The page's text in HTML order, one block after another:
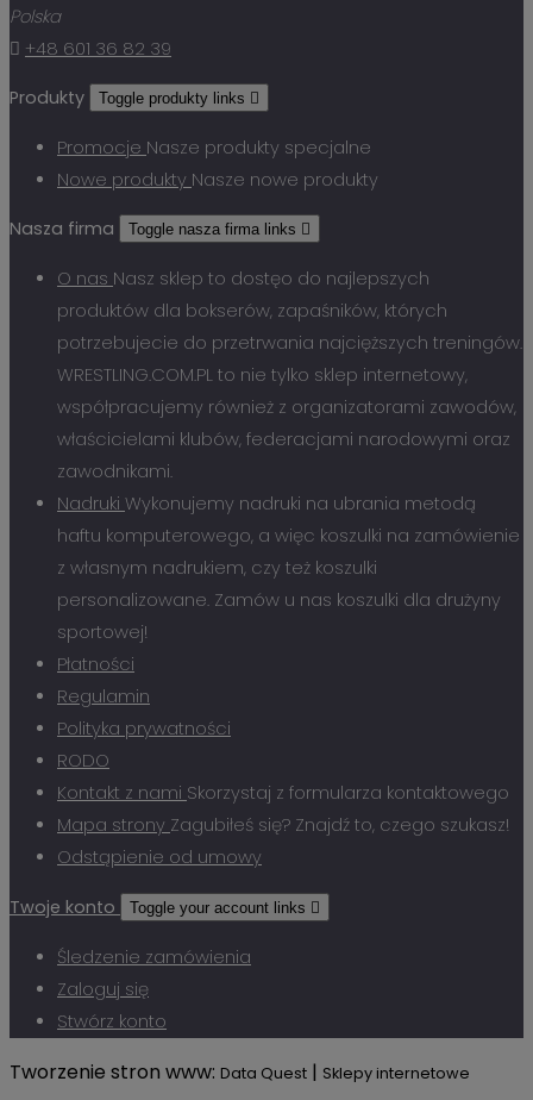
Polska
 +48 601 36 82 39
Produkty Toggle produkty links 
Promocje Nasze produkty specjalne
Nowe produkty Nasze nowe produkty
Nasza firma Toggle nasza firma links 
O nas Nasz sklep to dostęo do najlepszych
produktów dla bokserów, zapaśników, których
potrzebujecie do przetrwania najcięższych treningów.
WRESTLING.COM.PL to nie tylko sklep internetowy,
współpracujemy również z organizatorami zawodów,
właścicielami klubów, federacjami narodowymi oraz
zawodnikami.
Nadruki Wykonujemy nadruki na ubrania metodą
haftu komputerowego, a więc koszulki na zamówienie
z własnym nadrukiem, czy też koszulki
personalizowane. Zamów u nas koszulki dla drużyny
sportowej!
Płatności
Regulamin
Polityka prywatności
RODO
Kontakt z nami Skorzystaj z formularza kontaktowego
Mapa strony Zagubiłeś się? Znajdź to, czego szukasz!
Odstąpienie od umowy
Twoje konto Toggle your account links 
Śledzenie zamówienia
Zaloguj się
Stwórz konto
Tworzenie stron www: Data Quest | Sklepy internetowe